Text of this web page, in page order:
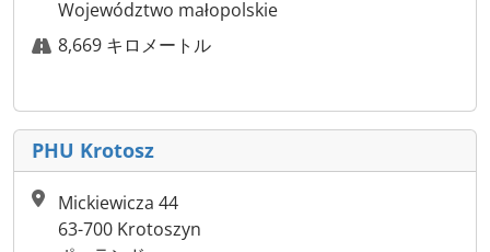
Województwo małopolskie
8,669 キロメートル
PHU Krotosz
Mickiewicza 44
63-700 Krotoszyn